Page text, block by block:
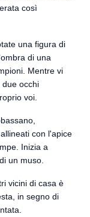
così
una figura di
di una
Mentre vi
due occhi
voi.
con l'apice
Inizia a
un muso.
vicini di casa è
in segno di